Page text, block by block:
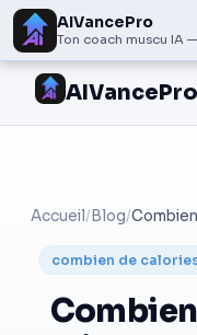
AIVancePro
Ton coach muscu IA
AIVancePro
Accueil/ Blog/
combien de